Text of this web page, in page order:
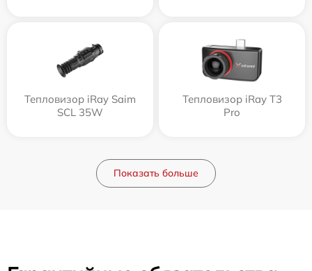
Тепловизор iRay Saim
SCL 35W
Тепловизор iRay T3
Pro
Показать больше